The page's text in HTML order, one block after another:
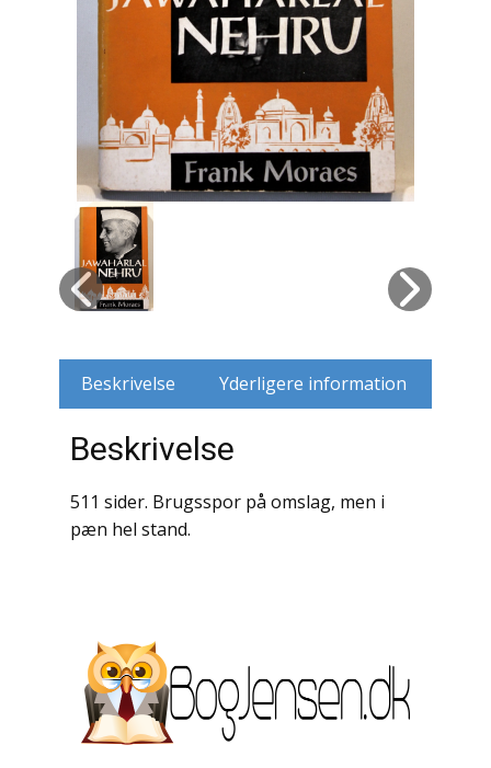
Håndarbejde
Historie
Hobby
Hus / Have
Husdyr
Krige / Slag
Krop / Sind
Litteraturhistorie
Lokalhistorie / Topografi
Beskrivelse Yderligere information
Beskrivelse
511 sider. Brugsspor på omslag, men i
pæn hel stand.